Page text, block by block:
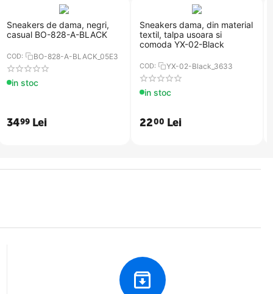
​Sneakers de dama, negri,
casual BO-828-A-BLACK
COD: BO-828-A-BLACK_05E3
in stoc
3499 Lei
Sneakers dama, din material
textil, talpa usoara si
comoda YX-02-Black
COD: YX-02-Black_3633
in stoc
2200 Lei